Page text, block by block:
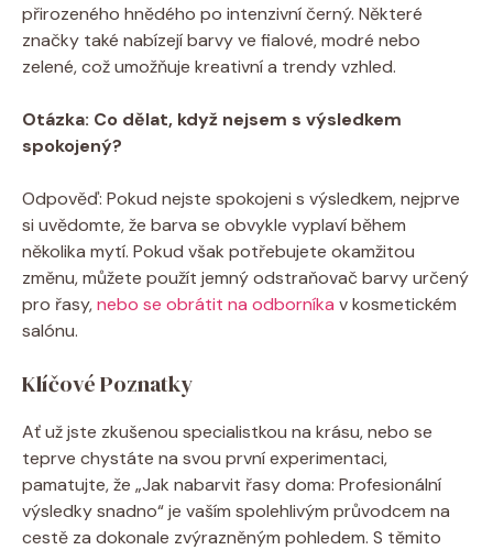
přirozeného hnědého po intenzivní černý. Některé
značky také nabízejí barvy ve fialové, modré nebo
zelené, což umožňuje kreativní a trendy vzhled.
Otázka: Co dělat, když nejsem s výsledkem
spokojený?
Odpověď: Pokud nejste spokojeni s výsledkem, nejprve
si uvědomte, že barva se obvykle vyplaví během
několika mytí. Pokud však potřebujete okamžitou
změnu, můžete použít jemný odstraňovač barvy určený
pro řasy,nebo se obrátit na odborníka v kosmetickém
salónu.
Klíčové Poznatky
Ať už jste zkušenou specialistkou na krásu, nebo se
teprve chystáte na svou první experimentaci,
pamatujte, že „Jak nabarvit řasy doma: Profesionální
výsledky snadno“ je vaším spolehlivým průvodcem na
cestě za dokonale zvýrazněným pohledem. S těmito